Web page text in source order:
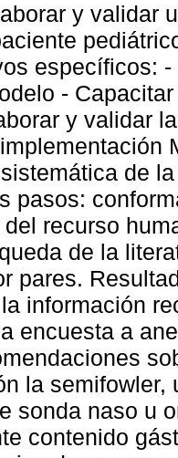
y validar
específicos: -
-
y validar
de
pasos:
recurso
de la
pares.
información
encuesta a
la
sonda naso u
contenido